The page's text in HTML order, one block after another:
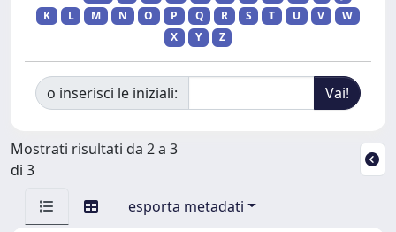
K
L M N O P Q R S T U V
W
X
Y Z
o inserisci le iniziali:
Mostrati risultati da 2 a 3
di 3
esporta metadati